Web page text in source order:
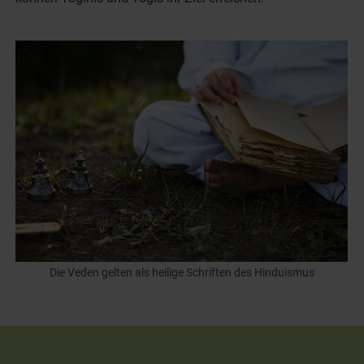
Die Veden gelten als heilige Schriften des Hinduismus